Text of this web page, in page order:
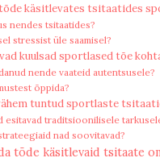
käsitlevates tsitaatides
nendes tsitaatides?
stressist üle saamisel?
kuulsad sportlased tõe
nende vaateid autentsusele?
õppida?
tuntud sportlaste
esitavad traditsioonilisele
nad soovitavad?
tõde käsitlevaid tsitaate